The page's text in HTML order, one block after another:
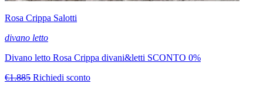
Rosa Crippa Salotti
divano letto
Divano letto Rosa Crippa divani&letti SCONTO 0%
€1.885 Richiedi sconto